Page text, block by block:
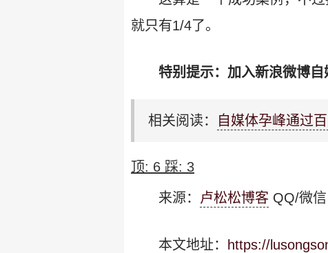
就只有1/4了。
特别提示：加入新浪微博自
相关阅读： 自媒体孕峰通过
顶: 6 踩: 3
来源： 卢松松博客 QQ/微
本文地址： https://